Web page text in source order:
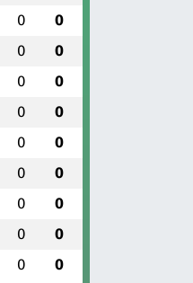
0 0
0 0
0 0
0 0
0 0
0 0
0 0
0 0
0 0